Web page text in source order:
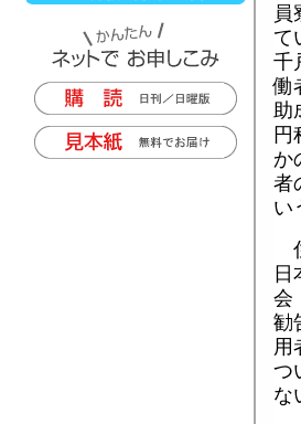
員
て
千
働
助
円
か
者
い
日
会
勧
用
つ
な